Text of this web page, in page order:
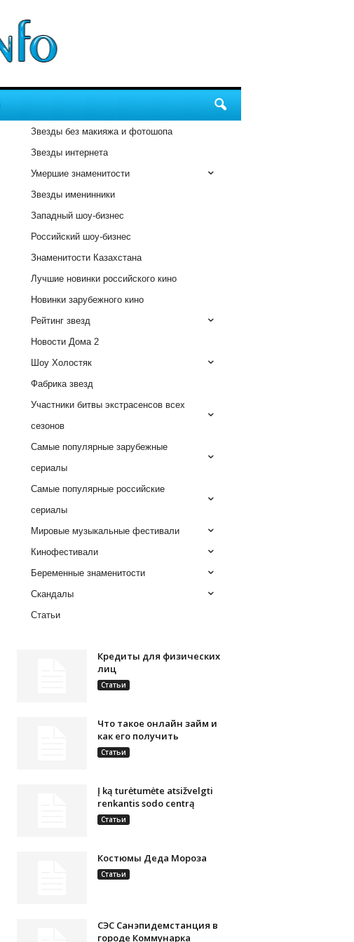
Звезды без макияжа и фотошопа
Звезды интернета
Умершие знаменитости
Звезды именинники
Западный шоу-бизнес
Российский шоу-бизнес
Знаменитости Казахстана
Лучшие новинки российского кино
Новинки зарубежного кино
Рейтинг звезд
Новости Дома 2
Шоу Холостяк
Фабрика звезд
Участники битвы экстрасенсов всех
сезонов
Самые популярные зарубежные
сериалы
Самые популярные российские
сериалы
Мировые музыкальные фестивали
Кинофестивали
Беременные знаменитости
Скандалы
Статьи
Кредиты для физических
лиц
Статьи
Что такое онлайн займ и
как его получить
Статьи
Į ką turėtumėte atsižvelgti
renkantis sodo centrą
Статьи
Костюмы Деда Мороза
Статьи
СЭС Санэпидемстанция в
городе Коммунарка